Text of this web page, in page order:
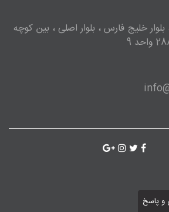
بلوار خلیج فارس ، بلوار اصلی ، بین کوچه
پاسخ